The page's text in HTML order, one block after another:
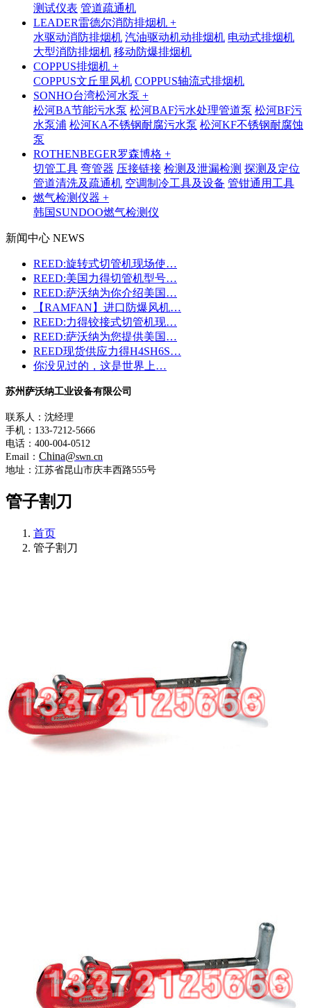
测试仪表 管道疏通机
LEADER雷德尔消防排烟机 +
水驱动消防排烟机 汽油驱动机动排烟机 电动式排烟机
大型消防排烟机 移动防爆排烟机
COPPUS排烟机 +
COPPUS文丘里风机 COPPUS轴流式排烟机
SONHO台湾松河水泵 +
松河BA节能污水泵 松河BAF污水处理管道泵 松河BF污
水泵浦 松河KA不锈钢耐腐污水泵 松河KF不锈钢耐腐蚀
泵
ROTHENBEGER罗森博格 +
切管工具 弯管器 压接链接 检测及泄漏检测 探测及定位
管道清洗及疏通机 空调制冷工具及设备 管钳通用工具
燃气检测仪器 +
韩国SUNDOO燃气检测仪
新闻中心 NEWS
REED:旋转式切管机现场使…
REED:美国力得切管机型号…
REED:萨沃纳为你介绍美国…
【RAMFAN】进口防爆风机…
REED:力得铰接式切管机现…
REED:萨沃纳为您提供美国…
REED现货供应力得H4SH6S…
你没见过的，这是世界上…
苏州萨沃纳工业设备有限公司
联系人：沈经理
手机：133-7212-5666
电话：400-004-0512
Email： China@swn.cn
地址：江苏省昆山市庆丰西路555号
管子割刀
首页
管子割刀